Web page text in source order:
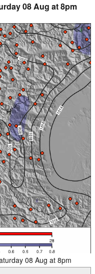
08 Aug at 8pm
08 Aug at 8pm